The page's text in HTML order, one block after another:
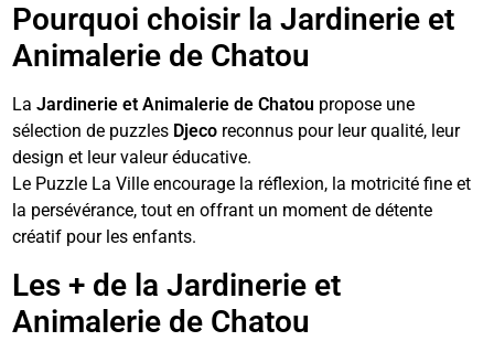
Pourquoi choisir la Jardinerie et
Animalerie de Chatou
LaJardinerie et Animalerie de Chatou propose une
sélection de puzzles Djeco reconnus pour leur qualité, leur
design et leur valeur éducative.
Le Puzzle La Ville encourage la réflexion, la motricité fine et
la persévérance, tout en offrant un moment de détente
créatif pour les enfants.
Les + de la Jardinerie et
Animalerie de Chatou